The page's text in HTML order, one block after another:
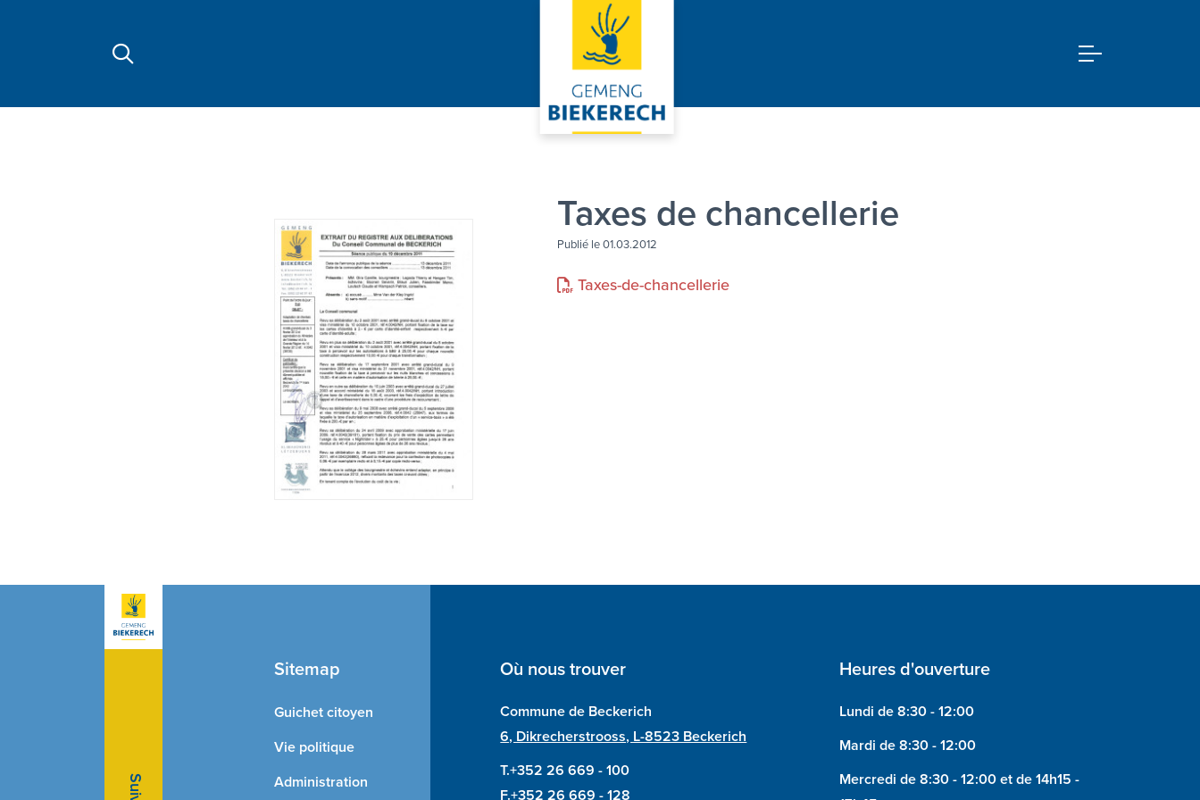
Taxes de chancellerie
Publié le 01.03.2012
Taxes-de-chancellerie
Sitemap
Guichet citoyen
Vie politique
Administration
Où nous trouver
Commune de Beckerich
6, Dikrecherstrooss, L-8523 Beckerich
T.+352 26 669 - 100
F.+352 26 669 - 128
Heures d'ouverture
Lundi de 8:30 - 12:00
Mardi de 8:30 - 12:00
Mercredi de 8:30 - 12:00 et de 14h15 -